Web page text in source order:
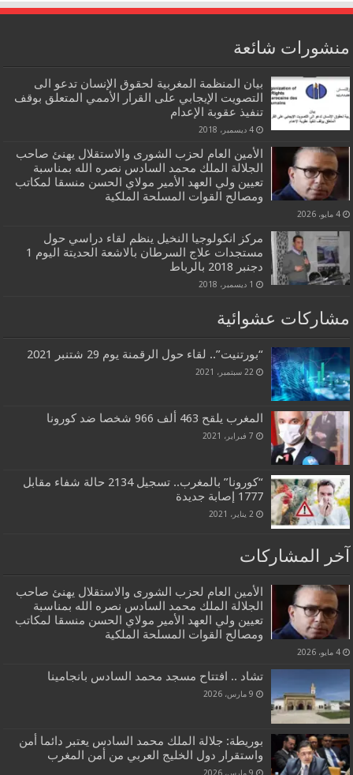
منشورات شائعة
بيان المنظمة المغربية لحقوق الإنسان تدعو الى
التصويت الإيجابي على القرار الأممي المتعلق بوقف
تنفيذ عقوبة الإعدام
4 ديسمبر، 2018
الأمين العام لحزب الشورى والاستقلال يهنئ صاحب
الجلالة الملك محمد السادس نصره الله بمناسبة
تعيين ولي العهد الأمير مولاي الحسن منسقا لمكاتب
ومصالح القوات المسلحة الملكية
4 مايو، 2026
مركز انكولوجيا النخيل ينظم لقاء دراسي حول
مستجدات علاج السرطان بالاشعة الحديتة اليوم 1
دجنبر 2018 بالرباط
1 ديسمبر، 2018
مشاركات عشوائية
“بورتنيت”.. لقاء حول الرقمنة يوم 29 شتنبر 2021
22 سبتمبر، 2021
المغرب يلقح 463 ألف 966 شخصا ضد كورونا
7 فبراير، 2021
“كورونا” بالمغرب.. تسجيل 2134 حالة شفاء مقابل
1777 إصابة جديدة
2 يناير، 2021
آخر المشاركات
الأمين العام لحزب الشورى والاستقلال يهنئ صاحب
الجلالة الملك محمد السادس نصره الله بمناسبة
تعيين ولي العهد الأمير مولاي الحسن منسقا لمكاتب
ومصالح القوات المسلحة الملكية
4 مايو، 2026
تشاد .. افتتاح مسجد محمد السادس بانجامينا
9 مارس، 2026
بوريطة: جلالة الملك محمد السادس يعتبر دائما أمن
واستقرار دول الخليج العربي من أمن المغرب
9 مارس، 2026